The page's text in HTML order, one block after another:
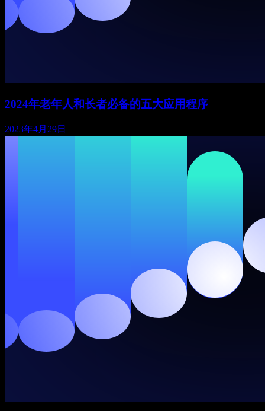
2024年老年人和长者必备的五大应用程序
2023年4月29日